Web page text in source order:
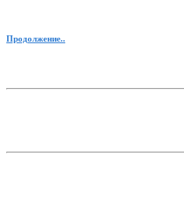
Продолжение..